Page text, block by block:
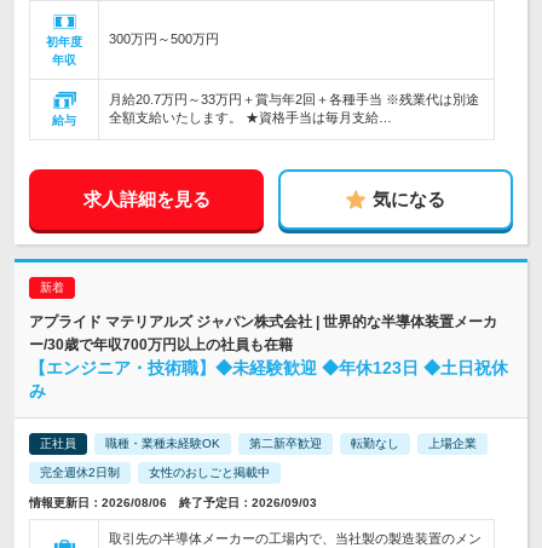
初年度
年収
300万円～500万円
給与
月給20.7万円～33万円＋賞与年2回＋各種手当 ※残業代は別途
全額支給いたします。 ★資格手当は毎月支給…
求人詳細を見る 気になる
アプライド マテリアルズ ジャパン株式会社 | 世界的な半導体装置メーカ
ー/30歳で年収700万円以上の社員も在籍
【エンジニア・技術職】◆未経験歓迎 ◆年休123日 ◆土日祝休
み
正社員 職種・業種未経験OK 第二新卒歓迎 転勤なし 上場企業
完全週休2日制 女性のおしごと掲載中
情報更新日：2026/08/06 終了予定日：2026/09/03
取引先の半導体メーカーの工場内で、当社製の製造装置のメン